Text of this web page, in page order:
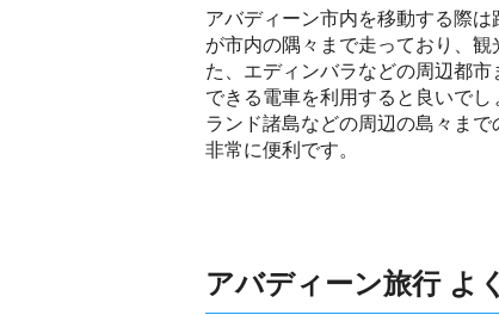
アバディーン市内を移動する際
が市内の隅々まで走っており、
た、エディンバラなどの周辺都
できる電車を利用すると良いで
ランド諸島などの周辺の島々まで
非常に便利です。
アバディーン旅行 よ